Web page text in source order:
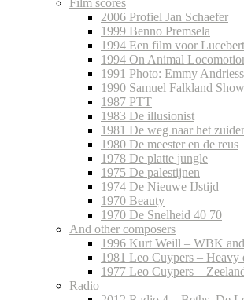
2006 Profiel Jan Schaefer
1999 Benno Premsela
1994 Een film voor Lucebert
1994 On Animal
1991 Photo: Emmy
1990 Samuel Falkland Show
1987 PTT
1983 De illusionist
1981 De weg naar het
1980 De meester en de reus
1978 De platte jungle
1975 De palestijnen
1974 De Nieuwe IJstijd
1970 Beauty
1970 De Snelheid 40 70
And other composers
1996 Kurt Weill – WBK
1981 Leo Cuypers – Heavy
1977 Leo Cuypers –
Radio